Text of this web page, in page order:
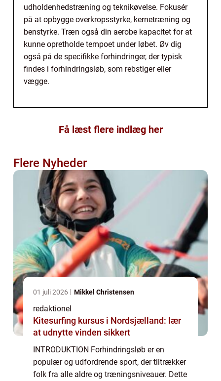
udholdenhedstræning og teknikøvelse. Fokusér
på at opbygge overkropsstyrke, kernetræning og
benstyrke. Træn også din aerobe kapacitet for at
kunne opretholde tempoet under løbet. Øv dig
også på de specifikke forhindringer, der typisk
findes i forhindringsløb, som rebstiger eller
vægge.
Få læst flere indlæg her
Flere Nyheder
01 juli 2026 Mikkel Christensen
redaktionel
Kitesurfing kursus i Nordsjælland: lær
at udnytte vinden sikkert
INTRODUKTION Forhindringsløb er en
populær og udfordrende sport, der tiltrækker
folk fra alle aldre og træningsniveauer. Dette